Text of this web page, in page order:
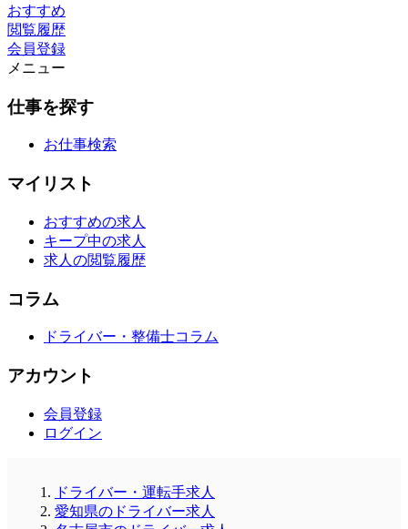
おすすめ
閲覧履歴
会員登録
メニュー
仕事を探す
お仕事検索
マイリスト
おすすめの求人
キープ中の求人
求人の閲覧履歴
コラム
ドライバー・整備士コラム
アカウント
会員登録
ログイン
ドライバー・運転手求人
愛知県のドライバー求人